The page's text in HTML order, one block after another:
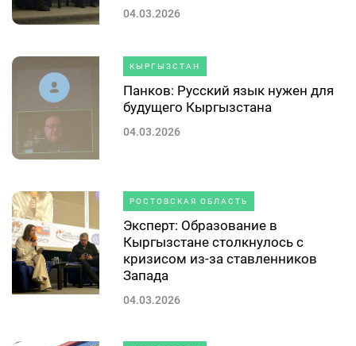
04.03.2026
КЫРГЫЗСТАН
Панков: Русский язык нужен для
будущего Кыргызстана
04.03.2026
РОСТОВСКАЯ ОБЛАСТЬ
Эксперт: Образование в
Кыргызстане столкнулось с
кризисом из-за ставленников
Запада
04.03.2026